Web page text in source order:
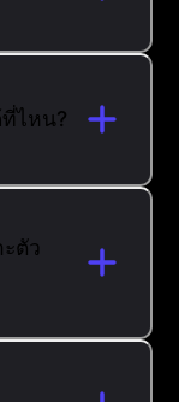
ไหน?
ตัว